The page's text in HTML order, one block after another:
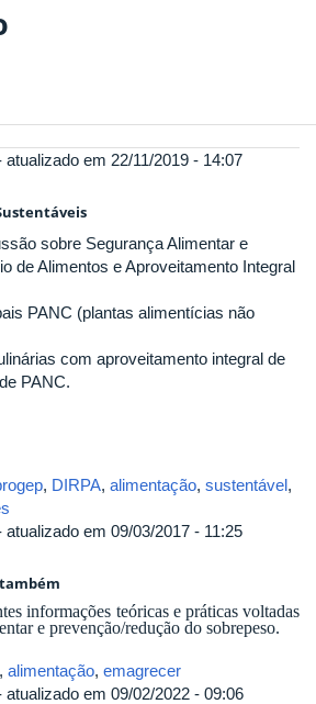
atualizado em 22/11/2019 - 14:07
sobre Segurança Alimentar e
de Alimentos e Aproveitamento Integral
PANC (plantas alimentícias não
com aproveitamento integral de
PANC.
, DIRPA, alimentação, sustentável,
atualizado em 09/03/2017 - 11:25
informações teóricas e práticas voltadas
e prevenção/redução do sobrepeso.
, alimentação, emagrecer
atualizado em 09/02/2022 - 09:06